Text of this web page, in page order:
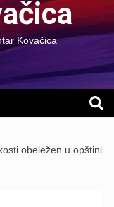
Kovačica
obeležen u opštini